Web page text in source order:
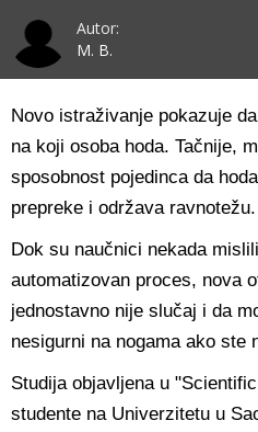
Autor:
M. B.
Novo istraživanje pokazuje
na koji osoba hoda. Tačnije,
sposobnost pojedinca da
prepreke i održava ravnotežu.
Dok su naučnici nekada
automatizovan proces, nova
jednostavno nije slučaj i da
nesigurni na nogama ako ste
Studija objavljena u
studente na Univerzitetu u